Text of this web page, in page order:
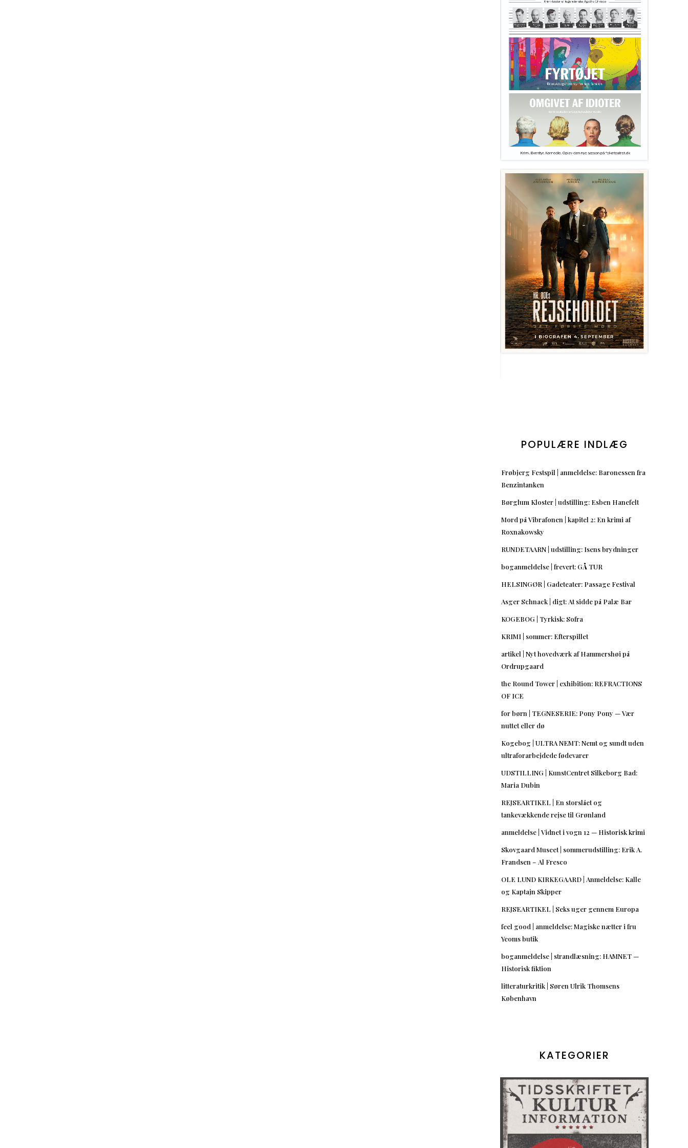
POPULÆRE INDLÆG
Frøbjerg Festspil | anmeldelse: Baronessen fra
Benzintanken
Børglum Kloster | udstilling: Esben Hanefelt
Mord på Vibrafonen | kapitel 2: En krimi af
Roxnakowsky
RUNDETAARN | udstilling: Isens brydninger
boganmeldelse | frevert: GÅ TUR
HELSINGØR | Gadeteater: Passage Festival
Asger Schnack | digt: At sidde på Palæ Bar
KOGEBOG | Tyrkisk: Sofra
KRIMI | sommer: Efterspillet
artikel | Nyt hovedværk af Hammershøi på
Ordrupgaard
the Round Tower | exhibition: REFRACTIONS
OF ICE
for børn | TEGNESERIE: Pony Pony — Vær
nuttet eller dø
Kogebog | ULTRA NEMT: Nemt og sundt uden
ultraforarbejdede fødevarer
UDSTILLING | KunstCentret Silkeborg Bad:
Maria Dubin
REJSEARTIKEL | En storslået og
tankevækkende rejse til Grønland
anmeldelse | Vidnet i vogn 12 — Historisk krimi
Skovgaard Museet | sommerudstilling: Erik A.
Frandsen – Al Fresco
OLE LUND KIRKEGAARD | Anmeldelse: Kalle
og Kaptajn Skipper
REJSEARTIKEL | Seks uger gennem Europa
feel good | anmeldelse: Magiske nætter i fru
Yeoms butik
boganmeldelse | strandlæsning: HAMNET —
Historisk fiktion
litteraturkritik | Søren Ulrik Thomsens
København
KATEGORIER